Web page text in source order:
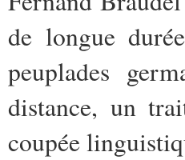
de longue
peuplades
distance, un
coupée